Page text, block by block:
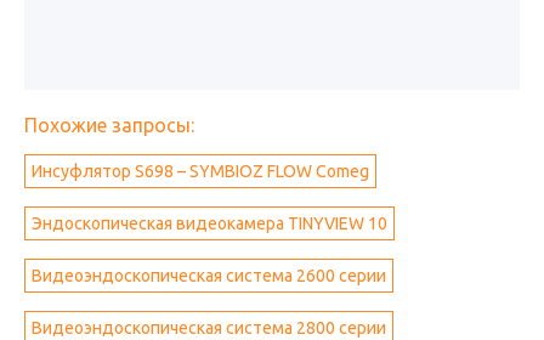
Похожие запросы:
Инсуфлятор S698 – SYMBIOZ FLOW Comeg
Эндоскопическая видеокамера TINYVIEW 10
Видеоэндоскопическая система 2600 серии
Видеоэндоскопическая система 2800 серии